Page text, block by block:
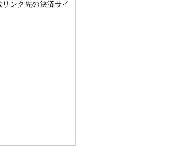
ンク先の決済サイ